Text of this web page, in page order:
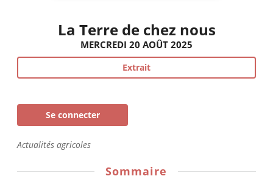
La Terre de chez nous
MERCREDI 20 AOÛT 2025
Extrait
Se connecter
Actualités agricoles
Sommaire